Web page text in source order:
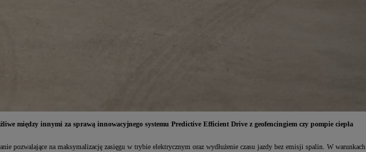
między innymi za sprawą innowacyjnego systemu Predictive Efficient Drive z geofencingiem czy pompie ciepła
pozwalające na maksymalizację zasięgu w trybie elektrycznym oraz wydłużenie czasu jazdy bez emisji spalin. W warunkach